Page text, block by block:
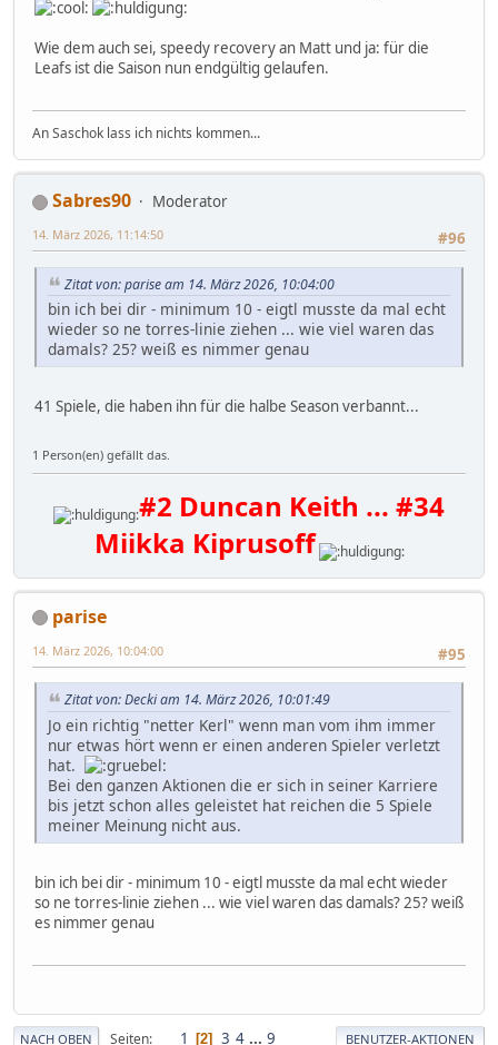
Wie dem auch sei, speedy recovery an Matt und ja: für die
Leafs ist die Saison nun endgültig gelaufen.
An Saschok lass ich nichts kommen...
Sabres90
Moderator
#96
14. März 2026, 11:14:50
Zitat von: parise am 14. März 2026, 10:04:00
bin ich bei dir - minimum 10 - eigtl musste da mal echt
wieder so ne torres-linie ziehen ... wie viel waren das
damals? 25? weiß es nimmer genau
41 Spiele, die haben ihn für die halbe Season verbannt...
1 Person(en) gefällt das.
#2 Duncan Keith ... #34
Miikka Kiprusoff
parise
#95
14. März 2026, 10:04:00
Zitat von: Decki am 14. März 2026, 10:01:49
Jo ein richtig "netter Kerl" wenn man vom ihm immer
nur etwas hört wenn er einen anderen Spieler verletzt
hat.
Bei den ganzen Aktionen die er sich in seiner Karriere
bis jetzt schon alles geleistet hat reichen die 5 Spiele
meiner Meinung nicht aus.
bin ich bei dir - minimum 10 - eigtl musste da mal echt wieder
so ne torres-linie ziehen ... wie viel waren das damals? 25? weiß
es nimmer genau
NACH OBEN Seiten 1 2 3 4 ... 9 BENUTZER-AKTIONEN